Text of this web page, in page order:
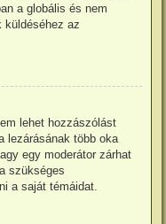
a globális és nem
küldéséhez az
lehet hozzászólást
lezárásának több oka
egy moderátor zárhat
szükséges
a saját témáidat.